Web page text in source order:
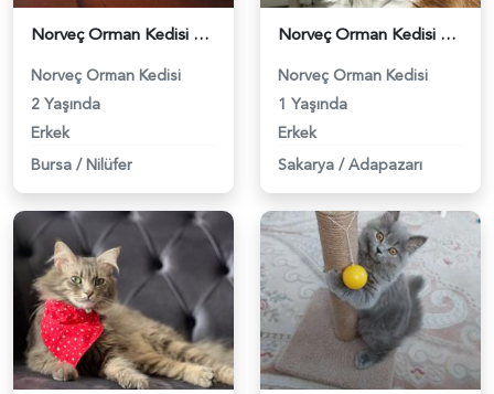
Norveç Orman Kedisi 2 Yaşında Oğluma Eş Arıyorum - 212
Norveç Orman Kedisi
2 Yaşında
Erkek
Bursa / Nilüfer
Norveç Orman Kedisi 1 Yaşında Oğluma Eş Arıyorum - 312
Norveç Orman Kedisi
1 Yaşında
Erkek
Sakarya / Adapazarı